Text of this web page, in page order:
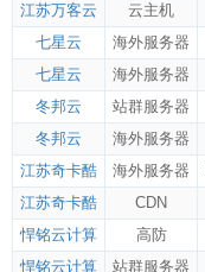
江苏万客云
云主机
七星云
海外服务器
七星云
海外服务器
冬邦云
站群服务器
冬邦云
海外服务器
江苏奇卡酷
海外服务器
江苏奇卡酷
CDN
悍铭云计算
高防
悍铭云计算
站群服务器